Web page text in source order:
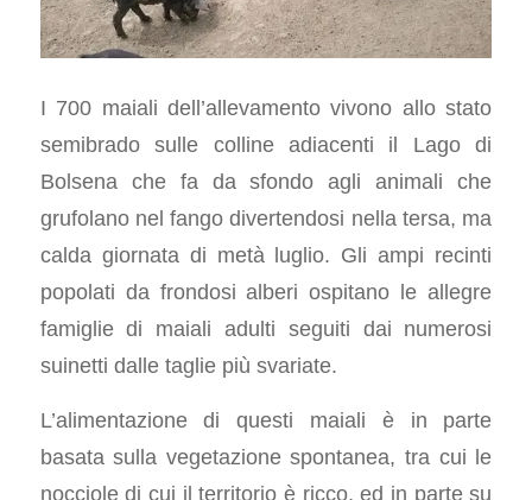
I 700 maiali dell’allevamento vivono allo stato
semibrado sulle colline adiacenti il Lago di
Bolsena che fa da sfondo agli animali che
grufolano nel fango divertendosi nella tersa, ma
calda giornata di metà luglio. Gli ampi recinti
popolati da frondosi alberi ospitano le allegre
famiglie di maiali adulti seguiti dai numerosi
suinetti dalle taglie più svariate.
L’alimentazione di questi maiali è in parte
basata sulla vegetazione spontanea, tra cui le
nocciole di cui il territorio è ricco, ed in parte su